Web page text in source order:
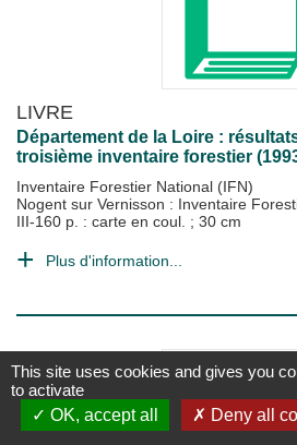
LIVRE
Département de la Loire :
troisième inventaire forestier
Inventaire Forestier National (IFN)
Nogent sur Vernisson : Inventaire
III-160 p. : carte en coul. ; 30 cm
Plus d'information...
This site uses cookies and gives you
to activate
OK, accept all
Deny all